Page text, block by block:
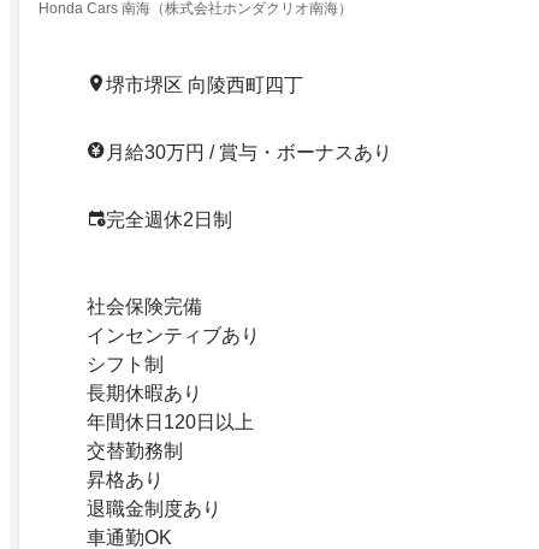
Honda Cars 南海（株式会社ホンダクリオ南海）
堺市堺区 向陵西町四丁
月給30万円 / 賞与・ボーナスあり
完全週休2日制
社会保険完備
インセンティブあり
シフト制
長期休暇あり
年間休日120日以上
交替勤務制
昇格あり
退職金制度あり
車通勤OK